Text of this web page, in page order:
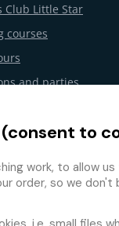
Club Little Star
courses
and parties
from the contract
to
work, to allow
order, so we don't